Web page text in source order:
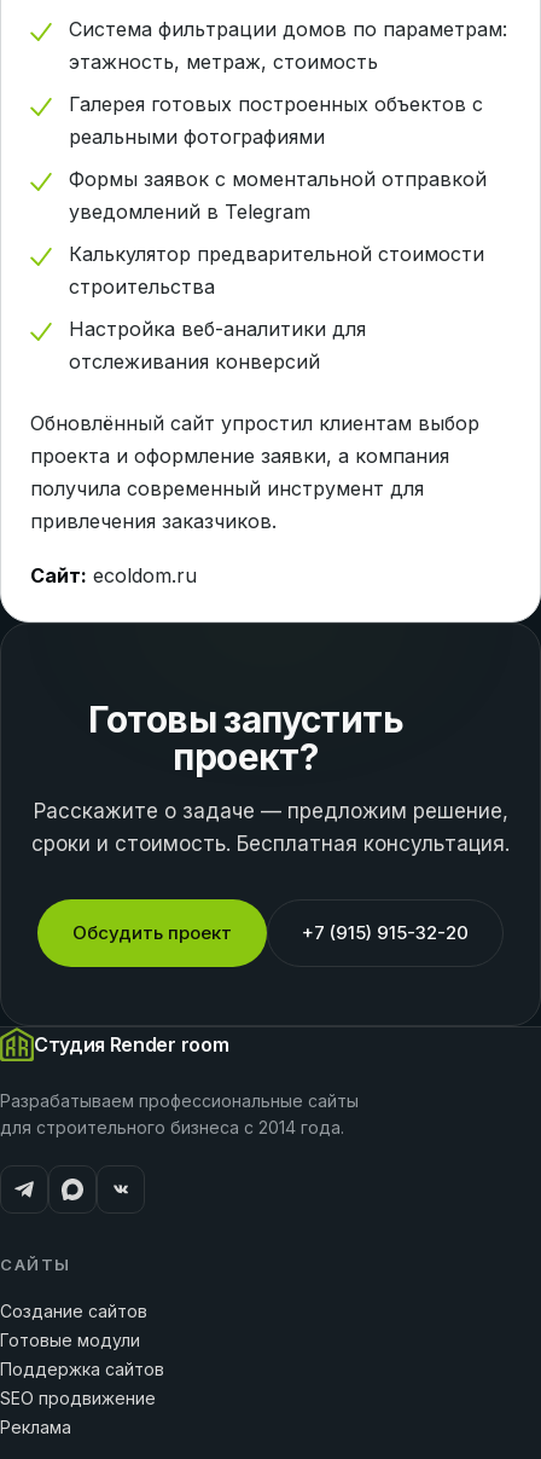
Система фильтрации домов по параметрам:
этажность, метраж, стоимость
Галерея готовых построенных объектов с
реальными фотографиями
Формы заявок с моментальной отправкой
уведомлений в Telegram
Калькулятор предварительной стоимости
строительства
Настройка веб-аналитики для
отслеживания конверсий
Обновлённый сайт упростил клиентам выбор
проекта и оформление заявки, а компания
получила современный инструмент для
привлечения заказчиков.
Сайт: ecoldom.ru
Готовы запустить
проект?
Расскажите о задаче — предложим решение,
сроки и стоимость. Бесплатная консультация.
Обсудить проект +7 (915) 915-32-20
Студия Render room
Разрабатываем профессиональные сайты
для строительного бизнеса с 2014 года.
САЙТЫ
Создание сайтов
Готовые модули
Поддержка сайтов
SEO продвижение
Реклама